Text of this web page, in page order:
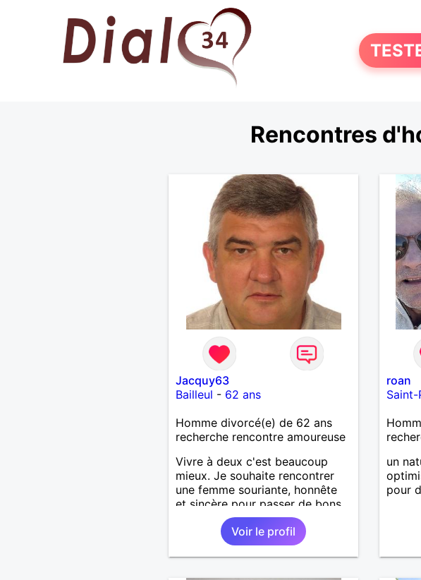
Rencontres
Jacquy63
Bailleul - 62 ans
Homme divorcé(e) de 62 ans
recherche rencontre amoureuse
Vivre à deux c'est beaucoup
mieux. Je souhaite rencontrer
une femme souriante, honnête
et sincère pour passer de bons
moments, qui aime plaisanter, se
balader et partager, je le
souhaite, notre complicité.
J'aime beaucoup les chantiers
Voir le profil
roan
Saint-
un
pour